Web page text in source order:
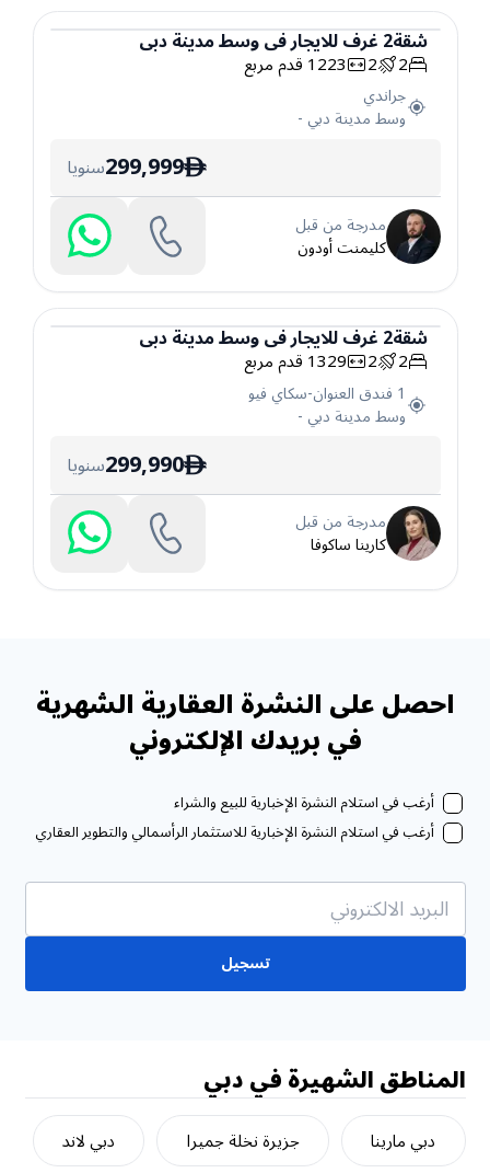
شقة
شقة2غرفللايجارفيوسط مدينة دبي
2
2
1223قدم مربع
جراندي
وسط مدينة دبي -
ê
299,999سنويا
مدرجة من قبل
كليمنت أودون
شقة
شقة2غرفللايجارفيوسط مدينة دبي
2
2
1329قدم مربع
1 فندق العنوان-سكاي فيو
وسط مدينة دبي -
ê
299,990سنويا
مدرجة من قبل
كارينا ساكوفا
احصل على النشرة العقارية الشهرية
في بريدك الإلكتروني
أرغب في استلام النشرة الإخبارية للبيع والشراء
أرغب في استلام النشرة الإخبارية للاستثمار الرأسمالي والتطوير العقاري
تسجيل
المناطق الشهيرة في دبي
دبي مارينا جزيرة نخلة جميرا دبي لاند